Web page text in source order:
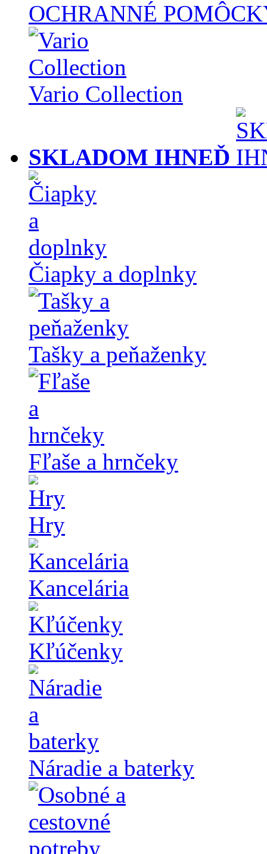
OCHRANNÉ
Vario Collection
SKLADOM IHNEĎ
Čiapky a doplnky
Tašky a peňaženky
Fľaše a hrnčeky
Hry
Kancelária
Kľúčenky
Náradie a baterky